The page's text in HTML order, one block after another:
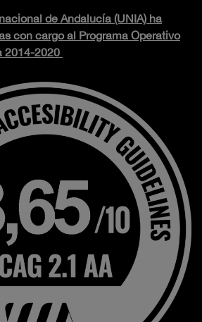
de Andalucía (UNIA) ha
con cargo al Programa Operativo
2014-2020